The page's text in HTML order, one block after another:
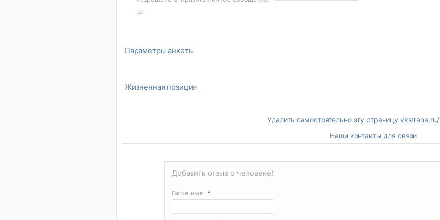
да
Параметры анкеты
Жизненная позиция
Удалить самостоятельно эту страницу
Наши контакты для связи
Добавить отзыв о человеке!
Ваше имя *